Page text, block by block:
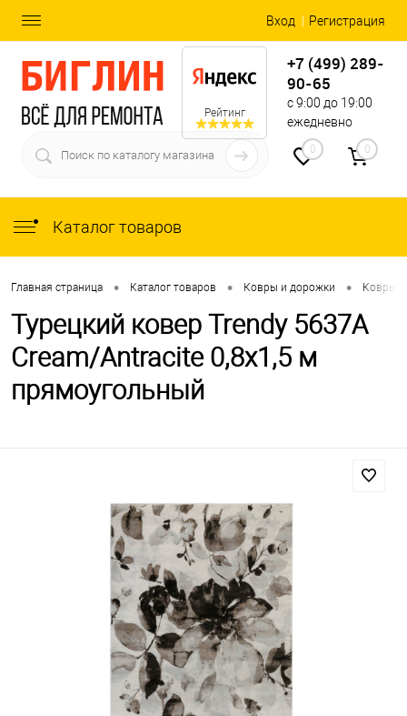
Вход Регистрация
Рейтинг
+7 (499) 289-
90-65
с 9:00 до 19:00
ежедневно
0 0
Каталог товаров
Главная страница • Каталог товаров • Ковры и дорожки • Ковры
Турецкий ковер Trendy 5637A
Cream/Antracite 0,8x1,5 м
прямоугольный